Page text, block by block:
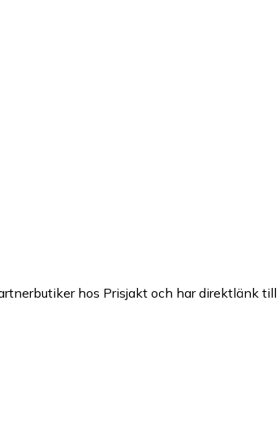
hos Prisjakt och har direktlänk till